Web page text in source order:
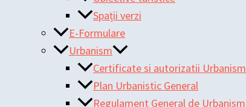
Spații verzi
E-Formulare
Urbanism
Certificate si autorizatii Urbanism
Plan Urbanistic General
Regulament General de Urbanism